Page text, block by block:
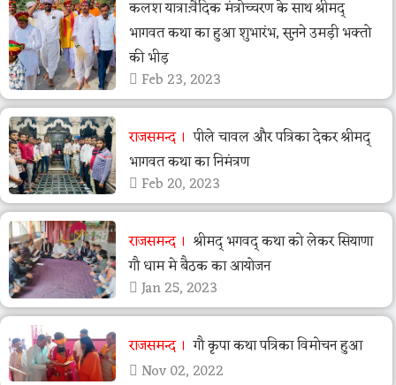
कलश यात्रा:वैदिक मंत्रोच्चरण के साथ श्रीमद्
भागवत कथा का हुआ शुभारंभ, सुनने उमड़ी भक्तो
की भीड़
Feb 23, 2023
राजसमन्द
पीले चावल और पत्रिका देकर श्रीमद्
भागवत कथा का निमंत्रण
Feb 20, 2023
राजसमन्द
श्रीमद् भगवद् कथा को लेकर सियाणा
गौ धाम मे बैठक का आयोजन
Jan 25, 2023
राजसमन्द
गौ कृपा कथा पत्रिका विमोचन हुआ
Nov 02, 2022